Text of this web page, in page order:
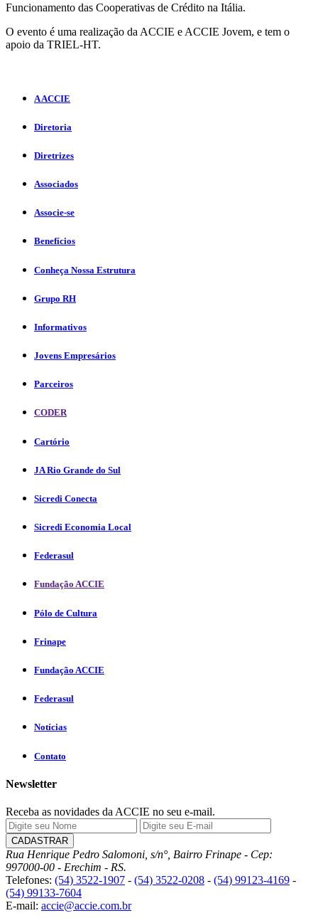
Funcionamento das Cooperativas de Crédito na Itália.
O evento é uma realização da ACCIE e ACCIE Jovem, e tem o
apoio da TRIEL-HT.
A ACCIE
Diretoria
Diretrizes
Associados
Associe-se
Benefícios
Conheça Nossa Estrutura
Grupo RH
Informativos
Jovens Empresários
Parceiros
CODER
Cartório
JA Rio Grande do Sul
Sicredi Conecta
Sicredi Economia Local
Federasul
Fundação ACCIE
Pólo de Cultura
Frinape
Fundação ACCIE
Federasul
Notícias
Contato
Newsletter
Receba as novidades da ACCIE no seu e-mail.
Rua Henrique Pedro Salomoni, s/n°, Bairro Frinape - Cep:
997000-00 - Erechim - RS.
Telefones: (54) 3522-1907 - (54) 3522-0208 - (54) 99123-4169 -
(54) 99133-7604
E-mail: accie@accie.com.br